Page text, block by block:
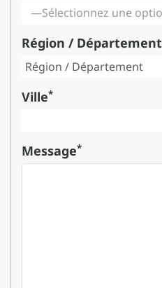
—Sélectionnez une
Région / Département
Ville*
Message*